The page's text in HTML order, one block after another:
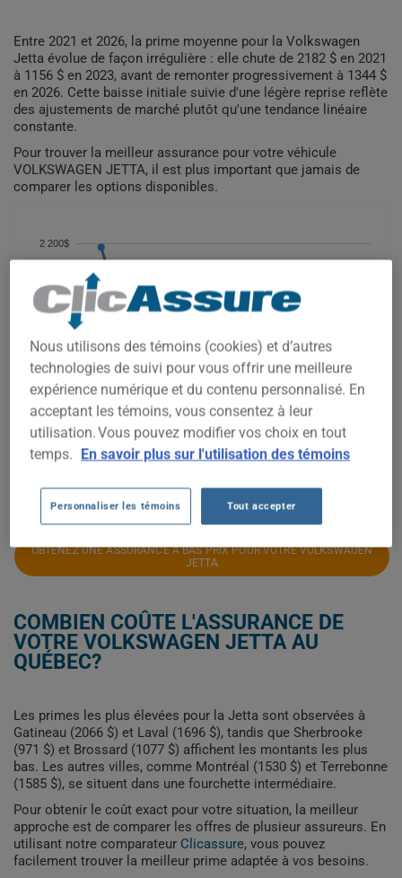
Entre 2021 et 2026, la prime moyenne pour la Volkswagen
Jetta évolue de façon irrégulière : elle chute de 2182 $ en 2021
à 1156 $ en 2023, avant de remonter progressivement à 1344 $
en 2026. Cette baisse initiale suivie d'une légère reprise reflète
des ajustements de marché plutôt qu'une tendance linéaire
constante.
Pour trouver la meilleur assurance pour votre véhicule
VOLKSWAGEN JETTA, il est plus important que jamais de
comparer les options disponibles.
1 200$
1 400$
1 600$
1 800$
2 000$
2 200$
OBTENEZ UNE ASSURANCE À BAS PRIX POUR VOTRE VOLKSWAGEN
JETTA
COMBIEN COÛTE L'ASSURANCE DE
VOTRE VOLKSWAGEN JETTA AU
QUÉBEC?
Les primes les plus élevées pour la Jetta sont observées à
Gatineau (2066 $) et Laval (1696 $), tandis que Sherbrooke
(971 $) et Brossard (1077 $) affichent les montants les plus
bas. Les autres villes, comme Montréal (1530 $) et Terrebonne
(1585 $), se situent dans une fourchette intermédiaire.
Pour obtenir le coût exact pour votre situation, la meilleur
approche est de comparer les offres de plusieur assureurs. En
utilisant notre comparateur Clicassure, vous pouvez
facilement trouver la meilleur prime adaptée à vos besoins.
Nous utilisons des témoins (cookies) et d’autres
technologies de suivi pour vous offrir une meilleure
expérience numérique et du contenu personnalisé. En
acceptant les témoins, vous consentez à leur
utilisation. Vous pouvez modifier vos choix en tout
temps. En savoir plus sur l'utilisation des témoins
Personnaliser les témoins Tout accepter